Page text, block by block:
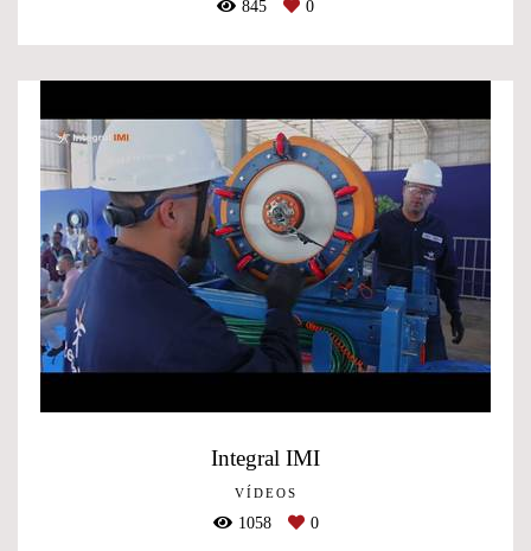
845 0
Integral IMI
VÍDEOS
1058 0